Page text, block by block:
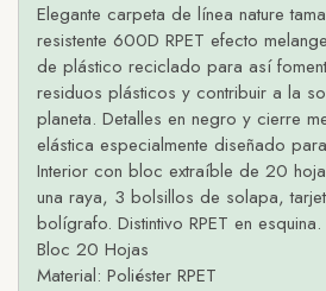
Elegante carpeta de línea nature
resistente 600D RPET efecto
de plástico reciclado para así
residuos plásticos y contribuir a la
planeta. Detalles en negro y cierre
elástica especialmente diseñado
Interior con bloc extraíble de 20
una raya, 3 bolsillos de solapa,
bolígrafo. Distintivo RPET en esquina.
Bloc 20 Hojas
Material: Poliéster RPET